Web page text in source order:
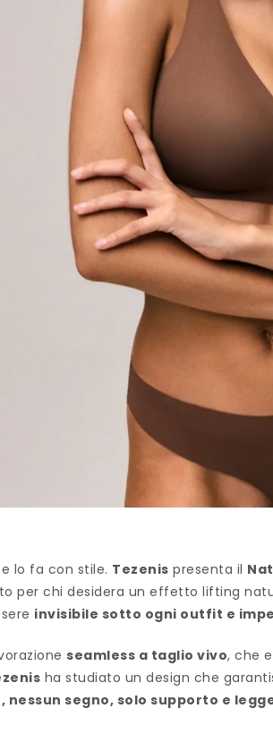
lo fa con stile. Tezenis presenta il
per chi desidera un effetto lifting
invisibile sotto ogni outfit e
seamless a taglio vivo, che
ha studiato un design che
segno, solo supporto e